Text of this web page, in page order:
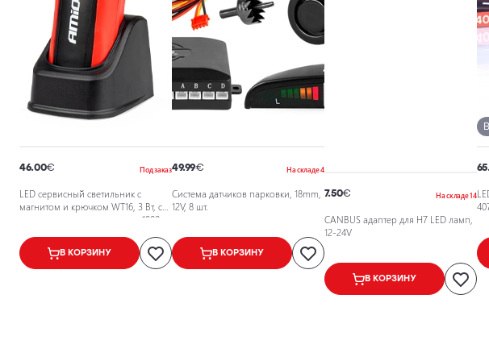
46.00€ Под заказ
LED сервисный светильник с
магнитом и крючком WT16, 3 Вт, со
встроенным аккумулятором, 1800
В КОРЗИНУ
49.99€ На складе 4
Система датчиков парковки, 18mm,
12V, 8 шт.
В КОРЗИНУ
7.50€ На складе 14
CANBUS адаптер для H7 LED ламп,
12-24V
В КОРЗИНУ